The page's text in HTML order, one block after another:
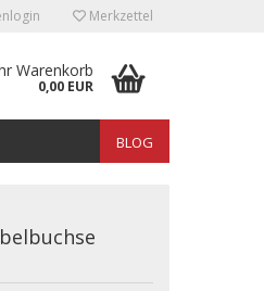
Merkzettel
Warenkorb
0,00 EUR
BLOG